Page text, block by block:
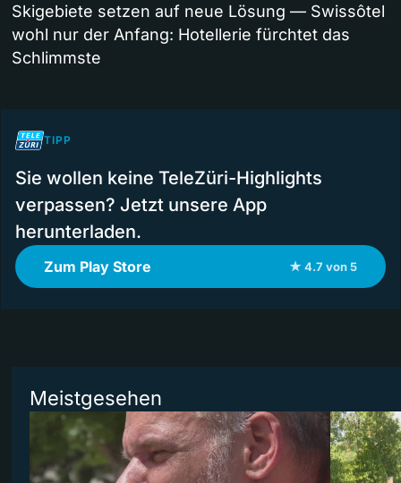
Skigebiete setzen auf neue Lösung — Swissôtel
wohl nur der Anfang: Hotellerie fürchtet das
Schlimmste
TIPP
Sie wollen keine TeleZüri-Highlights
verpassen? Jetzt unsere App
herunterladen.
Zum Play Store ★ 4.7 von 5
Meistgesehen